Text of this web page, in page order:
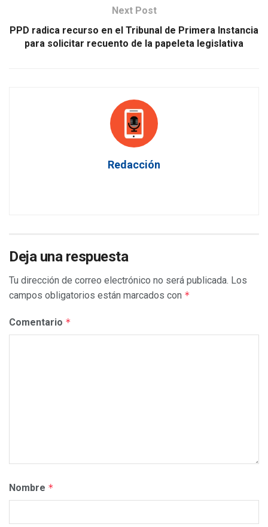
Next Post
PPD radica recurso en el Tribunal de Primera Instancia
para solicitar recuento de la papeleta legislativa
Redacción
Deja una respuesta
Tu dirección de correo electrónico no será publicada. Los
campos obligatorios están marcados con *
Comentario *
Nombre *